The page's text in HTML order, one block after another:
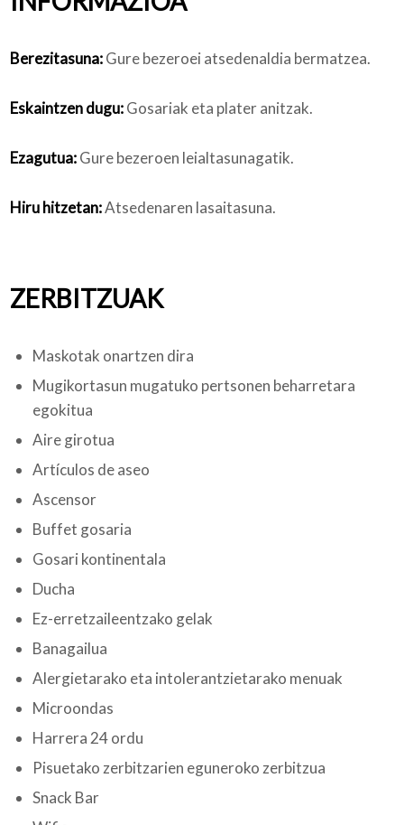
Berezitasuna:Gure bezeroei atsedenaldia bermatzea.
Eskaintzen dugu:Gosariak eta plater anitzak.
Ezagutua:Gure bezeroen leialtasunagatik.
Hiru hitzetan:Atsedenaren lasaitasuna.
ZERBITZUAK
Maskotak onartzen dira
Mugikortasun mugatuko pertsonen beharretara
egokitua
Aire girotua
Artículos de aseo
Ascensor
Buffet gosaria
Gosari kontinentala
Ducha
Ez-erretzaileentzako gelak
Banagailua
Alergietarako eta intolerantzietarako menuak
Microondas
Harrera 24 ordu
Pisuetako zerbitzarien eguneroko zerbitzua
Snack Bar